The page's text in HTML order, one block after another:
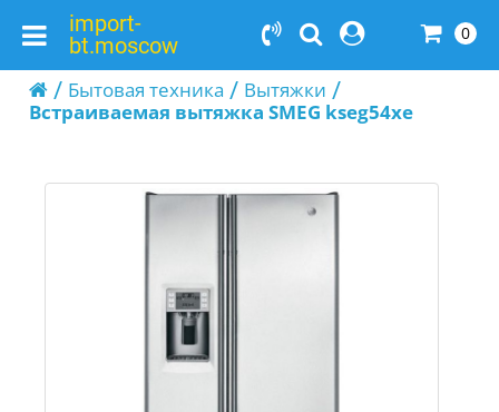
import-
bt.moscow
0
Бытовая техника
Вытяжки
Встраиваемая вытяжка SMEG kseg54xe